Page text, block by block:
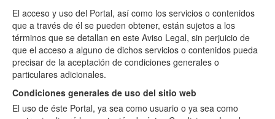
El acceso y uso del Portal, así como los servicios o contenidos
que a través de él se pueden obtener, están sujetos a los
términos que se detallan en este Aviso Legal, sin perjuicio de
que el acceso a alguno de dichos servicios o contenidos pueda
precisar de la aceptación de condiciones generales o
particulares adicionales.
Condiciones generales de uso del sitio web
El uso de éste Portal, ya sea como usuario o ya sea como